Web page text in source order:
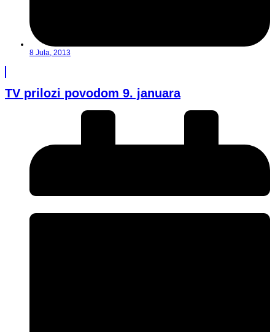
8 Jula, 2013
TV prilozi povodom 9. januara